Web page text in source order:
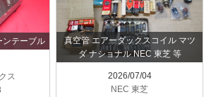
ンテーブル
ス
真空管 エアーダックスコイル マツ
ダ ナショナル NEC 東芝 等
2026/07/04
NEC 東芝